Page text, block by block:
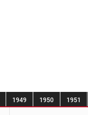
1949 1950 1951